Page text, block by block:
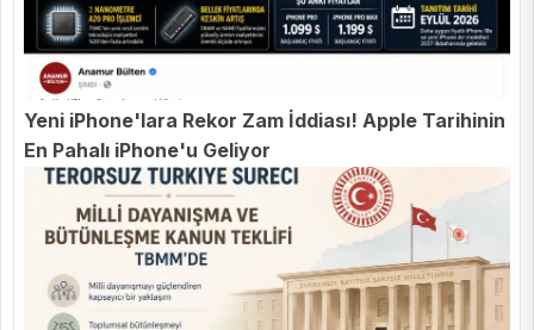
Yeni iPhone'lara Rekor Zam İddiası! Apple Tarihinin
En Pahalı iPhone'u Geliyor